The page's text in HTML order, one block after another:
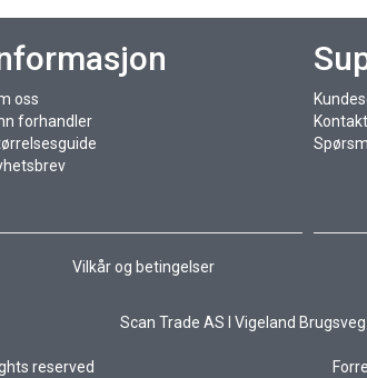
oss
forhandler
Vilkår og betingelser
Scan Trade AS I Vigeland
reserved